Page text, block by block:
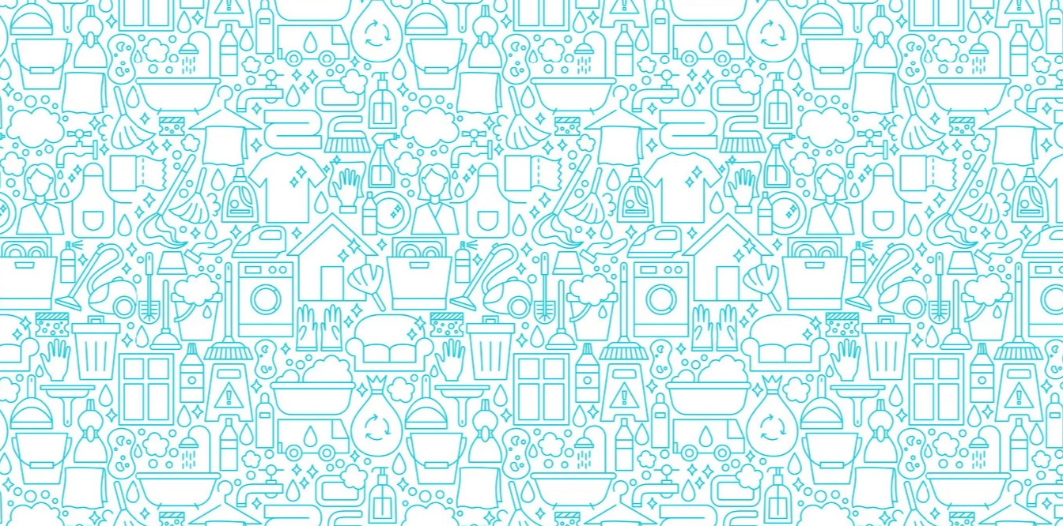
Sapun Lichid
Par
Vopsea
Sampon
Balsam/Masca
Coafura
Ustensile
Gel de Dus
Prezervative
Ingrijire Orala
Pasta De Dinti
Periuta Dinti
Apa De Gura
Ata Dentara
Creme Depilatoare
Spuma Si Geluri De Barbierit
Protectie Insecte
Betisoare de Urechi
Ingrijire Intima
Aparat de ras
Aparat de Ras Gillette
Aparate de Ras Venus
Accesorii